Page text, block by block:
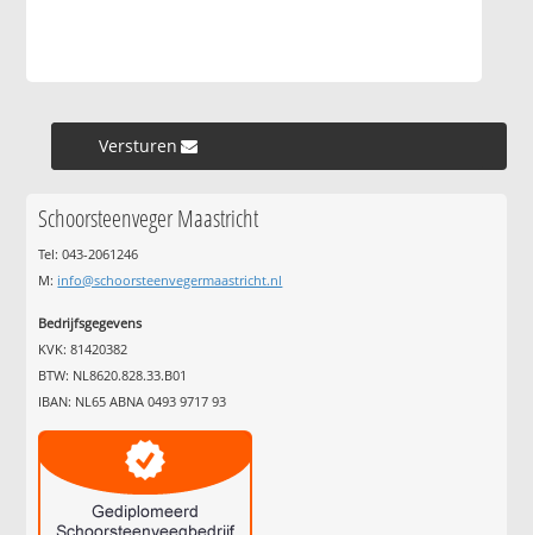
Versturen »
Schoorsteenveger Maastricht
Tel: 043-2061246
M: info@schoorsteenvegermaastricht.nl
Bedrijfsgegevens
KVK: 81420382
BTW: NL8620.828.33.B01
IBAN: NL65 ABNA 0493 9717 93